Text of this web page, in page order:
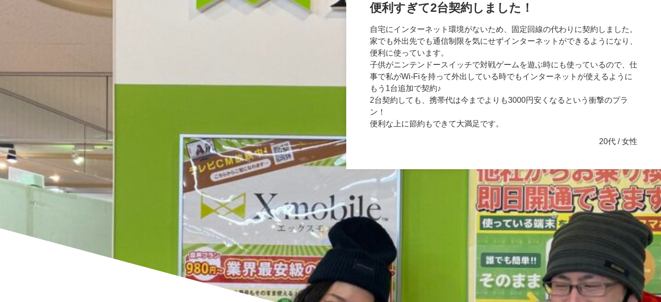
ギガを増やしても安くなりました
ドコモの大容量プランを契約しても毎月通信制限がかかってしまい、月末は
いつもストレスマックスでした。
今と同じくらいの料金でもっと通信を使えたらいいなあと相談してみたとこ
ろ、容量を増やしたのに今よりも安くなっちゃいました！
自宅に光回線を引いていないので、これでも足りなくなったら限界突破
WiFiを契約しようかなーと今から考え中です。
そのときにはまた相談に来ますね！
本当にスゴいです
離れて暮らす農家の父親との連絡手段にと思い契約しました。
日中は畑で農作業をしているため、自宅に電話をしても連絡が取れないこと
がしばしば。かかってきた電話に出ることはできても、着信履歴を確認した
り折り返しの連絡がないので心配することが多くありました。
このスゴい電話なら、見た目は固定電話そっくりの携帯電話ということで興
味を持ちました。
自宅ではACアダプタに接続して使ってもらい、畑に出かけるときは乾電池
で持ち運びしてもらうようにお願いしました。
電話を掛けたらすぐに出てくれるため、体調を崩してしまったのか？なにか
いということで喜んで使っています。
30代 / 男性
便利すぎて2台契約しました！
自宅にインターネット環境がないため、固定回線の代わりに契約しました。
家でも外出先でも通信制限を気にせずインターネットができるようになり、
便利に使っています。
子供がニンテンドースイッチで対戦ゲームを遊ぶ時にも使っているので、仕
事で私がWi-Fiを持って外出している時でもインターネットが使えるように
もう1台追加で契約♪
2台契約しても、携帯代は今までよりも3000円安くなるという衝撃のプラ
ン！
便利な上に節約もできて大満足です。
20代 / 女性